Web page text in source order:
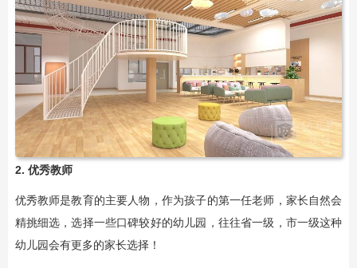
2. 优秀教师
优秀教师是教育的主要人物，作为孩子的第一任老师，家长自然会
精挑细选，选择一些口碑较好的幼儿园，往往省一级，市一级这种
幼儿园会有更多的家长选择！